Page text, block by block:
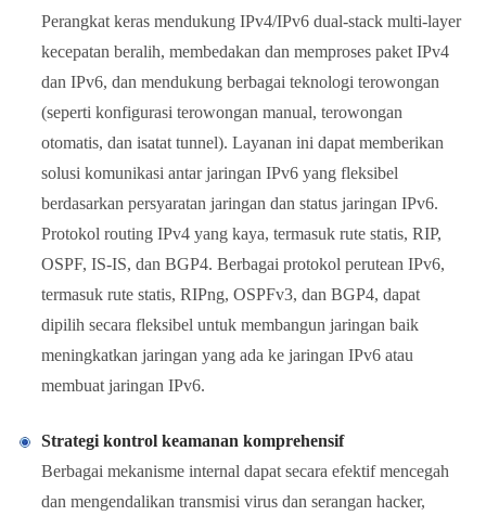
Perangkat keras mendukung IPv4/IPv6 dual-stack multi-layer
kecepatan beralih, membedakan dan memproses paket IPv4
dan IPv6, dan mendukung berbagai teknologi terowongan
(seperti konfigurasi terowongan manual, terowongan
otomatis, dan isatat tunnel). Layanan ini dapat memberikan
solusi komunikasi antar jaringan IPv6 yang fleksibel
berdasarkan persyaratan jaringan dan status jaringan IPv6.
Protokol routing IPv4 yang kaya, termasuk rute statis, RIP,
OSPF, IS-IS, dan BGP4. Berbagai protokol perutean IPv6,
termasuk rute statis, RIPng, OSPFv3, dan BGP4, dapat
dipilih secara fleksibel untuk membangun jaringan baik
meningkatkan jaringan yang ada ke jaringan IPv6 atau
membuat jaringan IPv6.
Strategi kontrol keamanan komprehensif
Berbagai mekanisme internal dapat secara efektif mencegah
dan mengendalikan transmisi virus dan serangan hacker,